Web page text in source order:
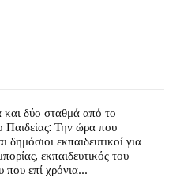
και δύο σταθμά από το
Παιδείας: Την ώρα που
δημόσιοι εκπαιδευτικοί για
εκπαιδευτικός του
που επί χρόνια...